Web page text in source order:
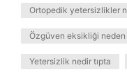
Ortopedik yetersizlikler
Özgüven eksikliği neden
Yetersizlik nedir tıpta